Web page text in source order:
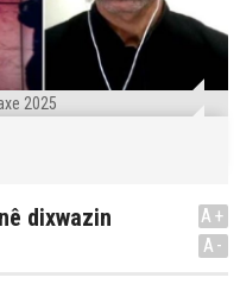
2025
dixwazin
A+
A-